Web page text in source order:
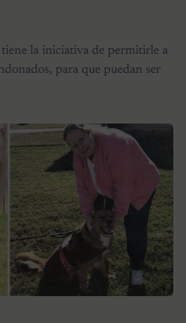
la iniciativa de permitirle a
para que puedan ser